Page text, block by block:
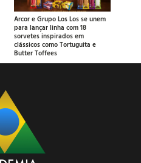
Arcor e Grupo Los Los se unem
para lançar linha com 18
sorvetes inspirados em
clássicos como Tortuguita e
Butter Toffees